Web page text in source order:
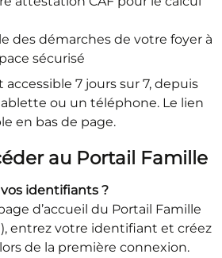
des démarches de votre foyer à
sécurisé
accessible 7 jours sur 7, depuis
ou un téléphone. Le lien
en bas de page.
au Portail Famille
identifiants ?
d’accueil du Portail Famille
entrez votre identifiant et créez
de la première connexion.